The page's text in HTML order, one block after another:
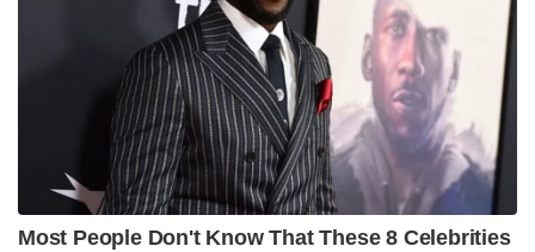
അതിർത്തിയിൽ റോഡ് നിർമ്മിക്കുന്നതാണ്
സംഘർഷത്തിന് കാരണമാകുന്നതെന്ന് ചൈനയുടെ
പ്രസ്താവന വന്ന് ദിവസങ്ങൾക്കുള്ളിലാണ് പണി
ആരംഭിച്ചത്.
india china border featured
Sojila Pass
Sainikam